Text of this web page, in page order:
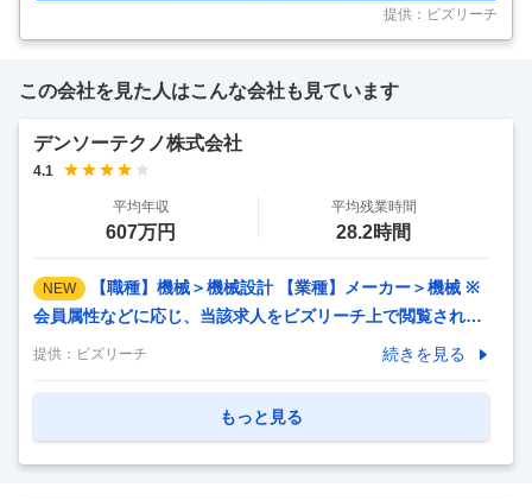
デルを作り出して参りました。 『期待を超える金融サービスで、モ
ビリティ社会の未来とお客様の笑顔…
提供：ビズリーチ
この会社を見た人はこんな会社も見ています
デンソーテクノ株式会社
4.1
平均年収
607万円
平均残業時間
28.2時間
NEW
【職種】機械＞機械設計 【業種】メーカー＞機械 ※
会員属性などに応じ、当該求人をビズリーチ上で閲覧された
際に内容が異なる場合があります 【会社概要】 「設計した
計専門会社です。 自動車産業は今、100年に一度の大変革期
提供： ビズリーチ 続きを見る
もっと見る